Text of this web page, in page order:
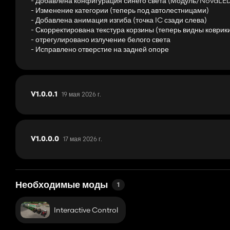
Производительность и безопасность
Благодаря мощной технологии и высокой скорости движения
Современная лестничная технология обеспечивает
время спасательных и противопожарных операций.
Сочетание функциональности, индивидуальности и
ценят производительность и стиль.
Корзина открыта постоянно или вначале, и в настоящее
Проблема пока решается, чтобы корзина складывалась в
- Изменение категории (теперь под автолестницами)
- Добавлена анимация изгиба (точка IC сзади слева)
- Скорректирована текстура корзины (теперь видны
- отрегулировано излучение белого света
- Исправлено отверстие на задней опоре
V1.0.0.1 19 мая 2026 г.
V1.0.0.0 17 мая 2026 г.
Необходимые моды 1
Interactive Control